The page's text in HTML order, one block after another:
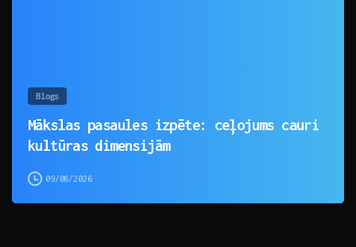
Blogs
Mākslas pasaules izpēte: ceļojums cauri
kultūras dimensijām
09/08/2026